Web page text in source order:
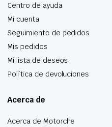
Centro de ayuda
Mi cuenta
Seguimiento de pedidos
Mis pedidos
Mi lista de deseos
Política de devoluciones
Acerca de
Acerca de Motorche